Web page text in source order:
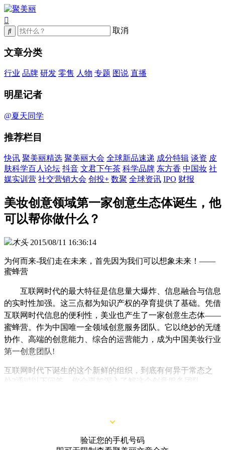
取消
文章分类
行业 品牌 研发 零售 人物 专题 图说 直播
明星记者
@夏天同学
推荐栏目
快讯 聚美丽精选 聚美丽大会 全球新品速递 成分特辑 谈资 皮
肤科学百人论坛 抖音 文君下午茶 科学品牌 东方香 中国妆 社
媒实训营 社交营销大会 创投+ 数聚 全球资讯 IPO 财报
美妆创意领域第一家创意生态体诞生，他
可以帮你做什么？
木头 2015/08/11 16:36:14
为何而来-我们走在未来，首先因为我们可以想象未来！——
蜜蜂营
互联网时代的最大特征是信息量大爆炸、信息融合与信息
的实时性加强。这三点都为知识产权的孕育提供了基础。凭借
互联网时代信息的便利性，美业也产生了一家创意生态体——
蜜蜂营。作为中国唯一全领域创意服务团队。它以绝妙的无缝
协作、高端的创意能力、综合的运营能力，成为中国美妆行业
第一创意团队!
互联网时代下诞生的这个新鲜的组织，到底有何异于常态之
处?通过以下问答，你会更加深入了解这个创意服务团队。
验证您的手机号码